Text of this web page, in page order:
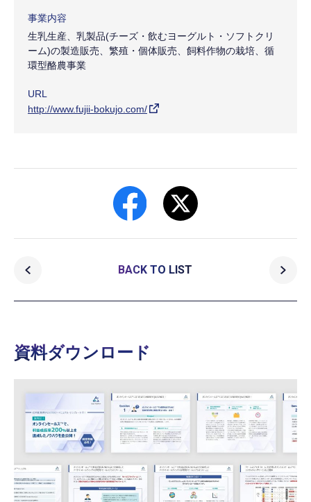
事業内容
生乳生産、乳製品(チーズ・飲むヨーグルト・ソフトクリ
ーム)の製造販売、繁殖・個体販売、飼料作物の栽培、循
環型酪農事業
URL
http://www.fujii-bokujo.com/
BACK TO LIST
資料ダウンロード